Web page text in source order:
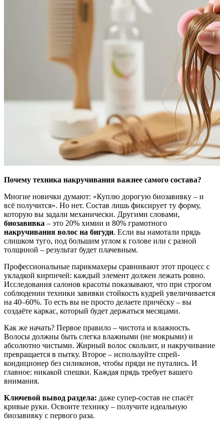
Почему техника накручивания важнее самого состава?
Многие новички думают: «Куплю дорогую биозавивку – и
всё получится». Но нет. Состав лишь фиксирует ту форму,
которую вы задали механически. Другими словами,
биозавивка – это 20% химии и 80% грамотного
накручивания волос на бигуди. Если вы намотали прядь
слишком туго, под большим углом к голове или с разной
толщиной – результат будет плачевным.
Профессиональные парикмахеры сравнивают этот процесс с
укладкой кирпичей: каждый элемент должен лежать ровно.
Исследования салонов красоты показывают, что при строгом
соблюдении техники завивки стойкость кудрей увеличивается
на 40–60%. То есть вы не просто делаете причёску – вы
создаёте каркас, который будет держаться месяцами.
Как же начать? Первое правило – чистота и влажность.
Волосы должны быть слегка влажными (не мокрыми) и
абсолютно чистыми. Жирный волос скользит, и накручивание
превращается в пытку. Второе – используйте спрей-
кондиционер без силиконов, чтобы пряди не путались. И
главное: никакой спешки. Каждая прядь требует вашего
внимания.
Ключевой вывод раздела: даже супер-состав не спасёт
кривые руки. Освоите технику – получите идеальную
биозавивку с первого раза.